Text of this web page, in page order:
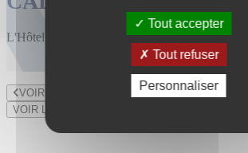
L'Hôtel des Ventes est installé au 47 rue du
VOIR LE LOT PRÉCÉDENT
VOIR LE LOT SUIVANT
Tout accepter
Tout refuser
Personnaliser